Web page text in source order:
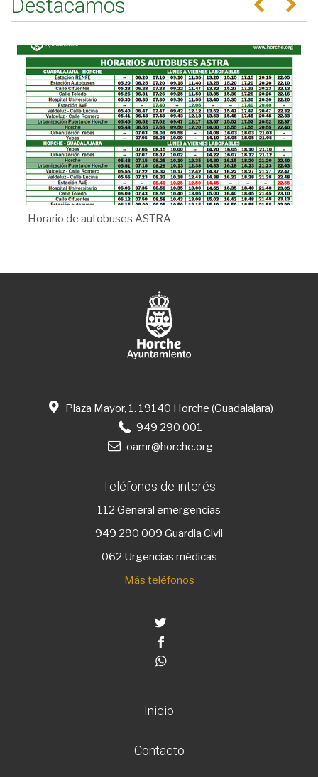
Destacamos
Horario de autobuses ASTRA
Plaza Mayor, 1. 19140 Horche (Guadalajara)
949 290 001
oamr@horche.org
Teléfonos de interés
112 General emergencias
949 290 009 Guardia Civil
062 Urgencias médicas
Más teléfonos
Inicio
Contacto